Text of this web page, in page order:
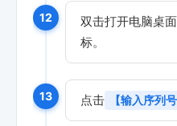
12
双击打开电脑桌
标。
13 点击 【输入序列号